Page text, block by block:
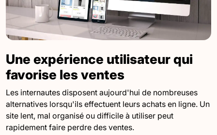
Une expérience utilisateur qui
favorise les ventes
Les internautes disposent aujourd'hui de nombreuses
alternatives lorsqu'ils effectuent leurs achats en ligne. Un
site lent, mal organisé ou difficile à utiliser peut
rapidement faire perdre des ventes.